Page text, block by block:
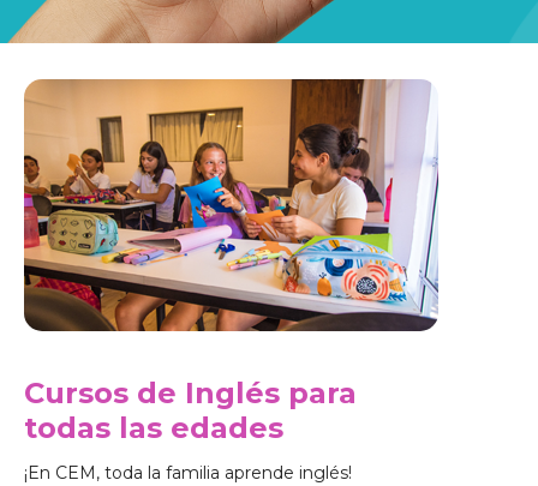
Cursos de Inglés para
todas las edades
¡En CEM, toda la familia aprende inglés!